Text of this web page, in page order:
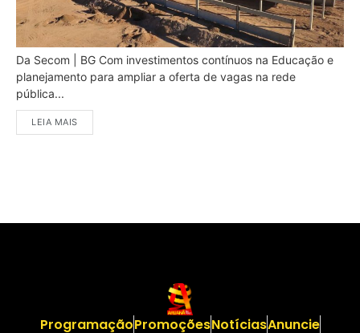
Da Secom | BG Com investimentos contínuos na Educação e
planejamento para ampliar a oferta de vagas na rede
pública...
LEIA MAIS
ProgramaçãoPromoçõesNotíciasAnuncie